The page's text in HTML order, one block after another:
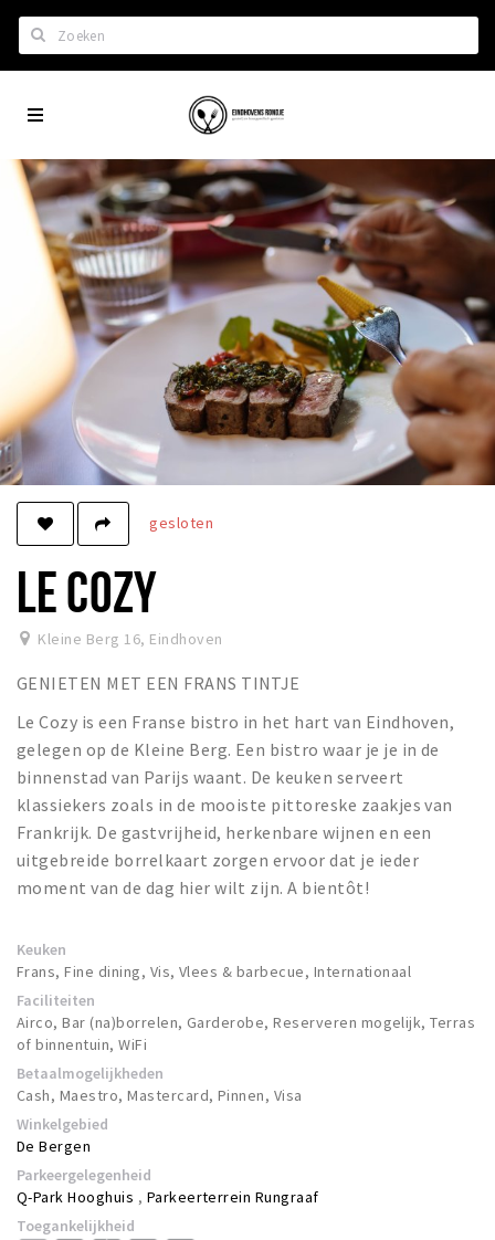
Home
Het laatste nieuws in Eindhoven
Lijstjes met Eindhoven tips
Roddels...
Restaurants en meer
Agenda
Hotels
Eindhovense Rondjes
Te koop en te huur
Winkels
Aanbiedingen
Ook reclame maken?
Over Eindhovens Rondje
Inloggen
City
gesloten
LE COZY
Kleine Berg 16, Eindhoven
GENIETEN MET EEN FRANS TINTJE
Le Cozy is een Franse bistro in het hart van Eindhoven,
gelegen op de Kleine Berg. Een bistro waar je je in de
binnenstad van Parijs waant. De keuken serveert
klassiekers zoals in de mooiste pittoreske zaakjes van
Frankrijk. De gastvrijheid, herkenbare wijnen en een
uitgebreide borrelkaart zorgen ervoor dat je ieder
moment van de dag hier wilt zijn. A bientôt!
Keuken
Frans, Fine dining, Vis, Vlees & barbecue, Internationaal
Faciliteiten
Airco, Bar (na)borrelen, Garderobe, Reserveren mogelijk, Terras
of binnentuin, WiFi
Betaalmogelijkheden
Cash, Maestro, Mastercard, Pinnen, Visa
Winkelgebied
De Bergen
Parkeergelegenheid
Q-Park Hooghuis , Parkeerterrein Rungraaf
Toegankelijkheid